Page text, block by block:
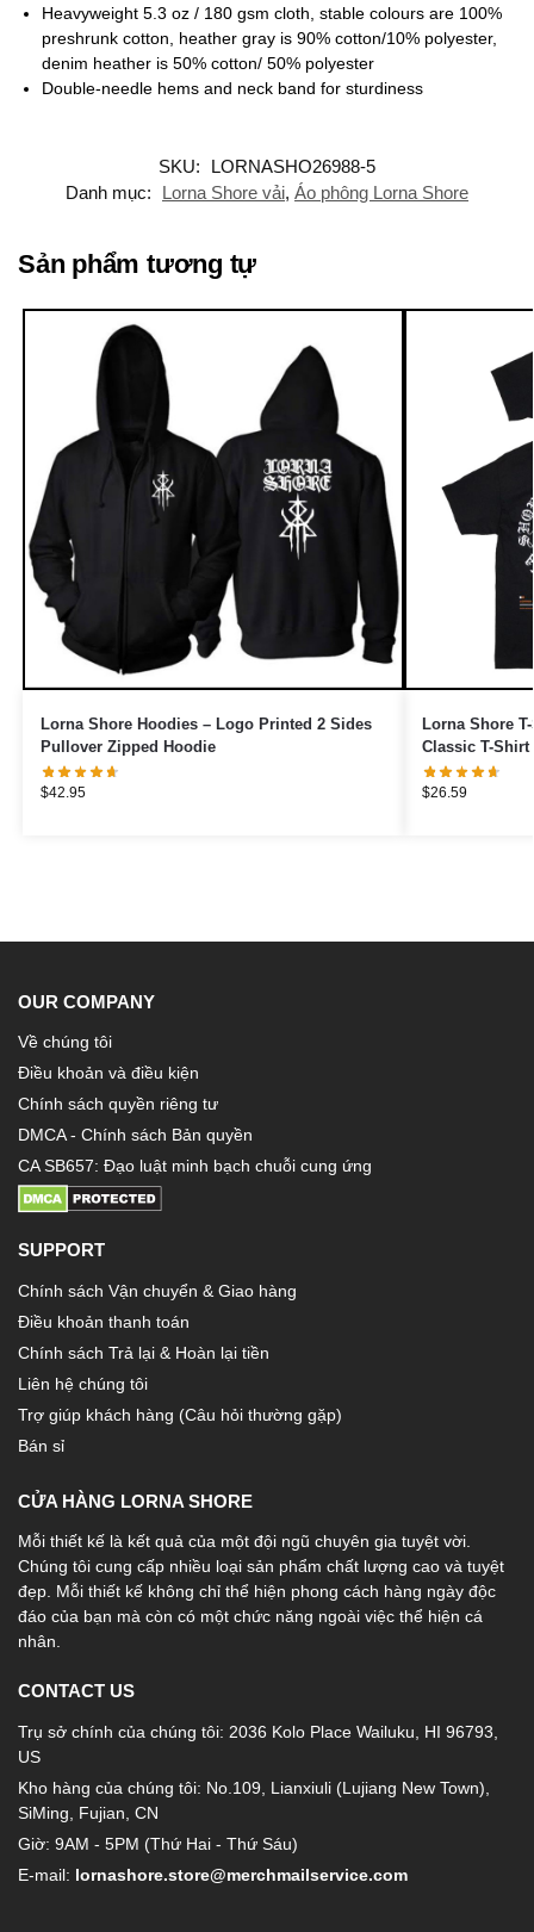
Heavyweight 5.3 oz / 180 gsm cloth, stable colours are 100%
preshrunk cotton, heather gray is 90% cotton/10% polyester,
denim heather is 50% cotton/ 50% polyester
Double-needle hems and neck band for sturdiness
SKU:
LORNASHO26988-5
Danh mục:
Lorna Shore vải, Áo phông Lorna Shore
Sản phẩm tương tự
Lorna Shore Hoodies – Logo Printed 2 Sides
Pullover Zipped Hoodie
$42.95
Lorna Shore
Classic T-Shirt
$26.59
OUR COMPANY
Về chúng tôi
Điều khoản và điều kiện
Chính sách quyền riêng tư
DMCA - Chính sách Bản quyền
CA SB657: Đạo luật minh bạch chuỗi cung ứng
SUPPORT
Chính sách Vận chuyển & Giao hàng
Điều khoản thanh toán
Chính sách Trả lại & Hoàn lại tiền
Liên hệ chúng tôi
Trợ giúp khách hàng (Câu hỏi thường gặp)
Bán sỉ
CỬA HÀNG LORNA SHORE
Mỗi thiết kế là kết quả của một đội ngũ chuyên gia tuyệt vời.
Chúng tôi cung cấp nhiều loại sản phẩm chất lượng cao và tuyệt
đẹp. Mỗi thiết kế không chỉ thể hiện phong cách hàng ngày độc
đáo của bạn mà còn có một chức năng ngoài việc thể hiện cá
nhân.
CONTACT US
Trụ sở chính của chúng tôi: 2036 Kolo Place Wailuku, HI 96793,
US
Kho hàng của chúng tôi: No.109, Lianxiuli (Lujiang New Town),
SiMing, Fujian, CN
Giờ: 9AM - 5PM (Thứ Hai - Thứ Sáu)
E-mail: lornashore.store@merchmailservice.com